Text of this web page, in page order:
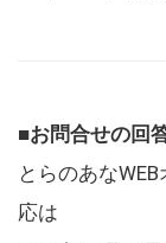
■お問合せの回
とらのあな
応は